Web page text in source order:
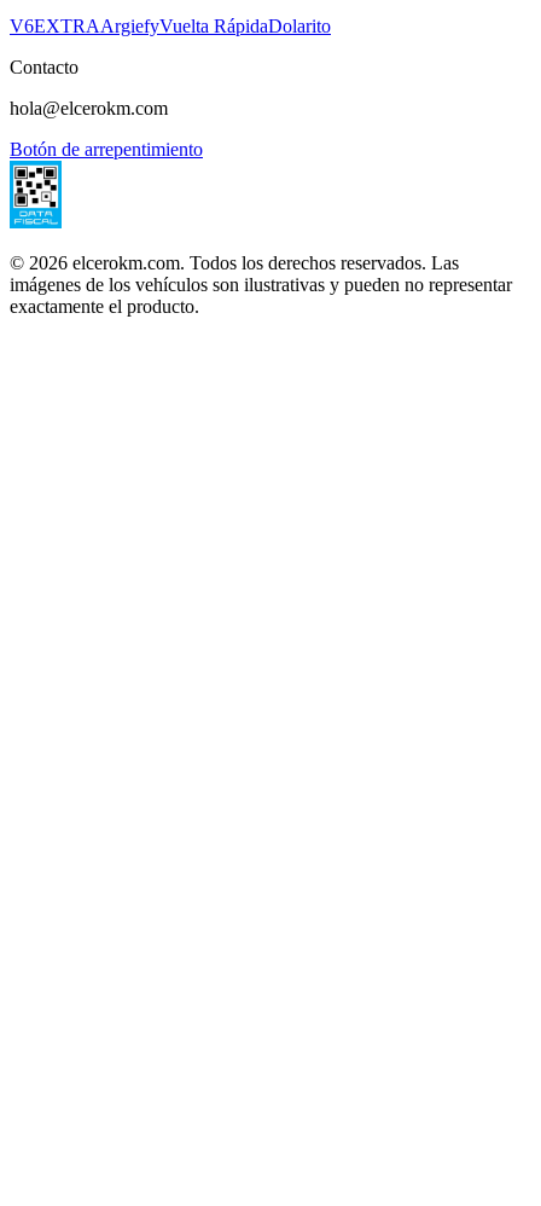
V6EXTRAArgiefyVuelta RápidaDolarito
Contacto
hola@elcerokm.com
Botón de arrepentimiento
© 2026 elcerokm.com. Todos los derechos reservados. Las
imágenes de los vehículos son ilustrativas y pueden no representar
exactamente el producto.